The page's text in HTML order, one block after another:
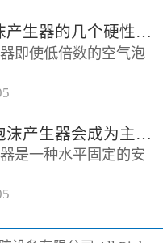
使用泡沫产生器的几个硬性要求
即使低倍数的空气泡
中泡沫产生器起到的
而且它的保存也相对
为什么泡沫产生器会成为主流灭火产品呢
是一种水平固定的安